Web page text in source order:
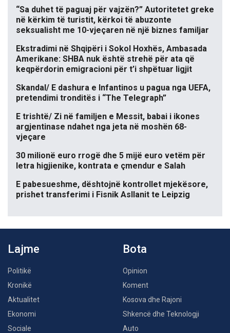
“Sa duhet të paguaj për vajzën?” Autoritetet greke
në kërkim të turistit, kërkoi të abuzonte
seksualisht me 10-vjeçaren në një biznes familjar
Ekstradimi në Shqipëri i Sokol Hoxhës, Ambasada
Amerikane: SHBA nuk është strehë për ata që
keqpërdorin emigracioni për t’i shpëtuar ligjit
Skandal/ E dashura e Infantinos u pagua nga UEFA,
pretendimi tronditës i “The Telegraph”
E trishtë/ Zi në familjen e Messit, babai i ikones
argjentinase ndahet nga jeta në moshën 68-
vjeçare
30 milionë euro rrogë dhe 5 mijë euro vetëm për
letra higjienike, kontrata e çmendur e Salah
E pabesueshme, dështojnë kontrollet mjekësore,
prishet transferimi i Fisnik Asllanit te Leipzig
Lajme
Politikë
Kronikë
Aktualitet
Ekonomi
Sociale
Bota
Opinion
Koment
Kosova dhe Rajoni
Shkencë dhe Teknologji
Auto